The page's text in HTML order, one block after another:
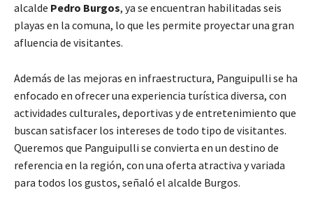
alcalde Pedro Burgos, ya se encuentran habilitadas seis
playas en la comuna, lo que les permite proyectar una gran
afluencia de visitantes.
Además de las mejoras en infraestructura, Panguipulli se ha
enfocado en ofrecer una experiencia turística diversa, con
actividades culturales, deportivas y de entretenimiento que
buscan satisfacer los intereses de todo tipo de visitantes.
Queremos que Panguipulli se convierta en un destino de
referencia en la región, con una oferta atractiva y variada
para todos los gustos, señaló el alcalde Burgos.